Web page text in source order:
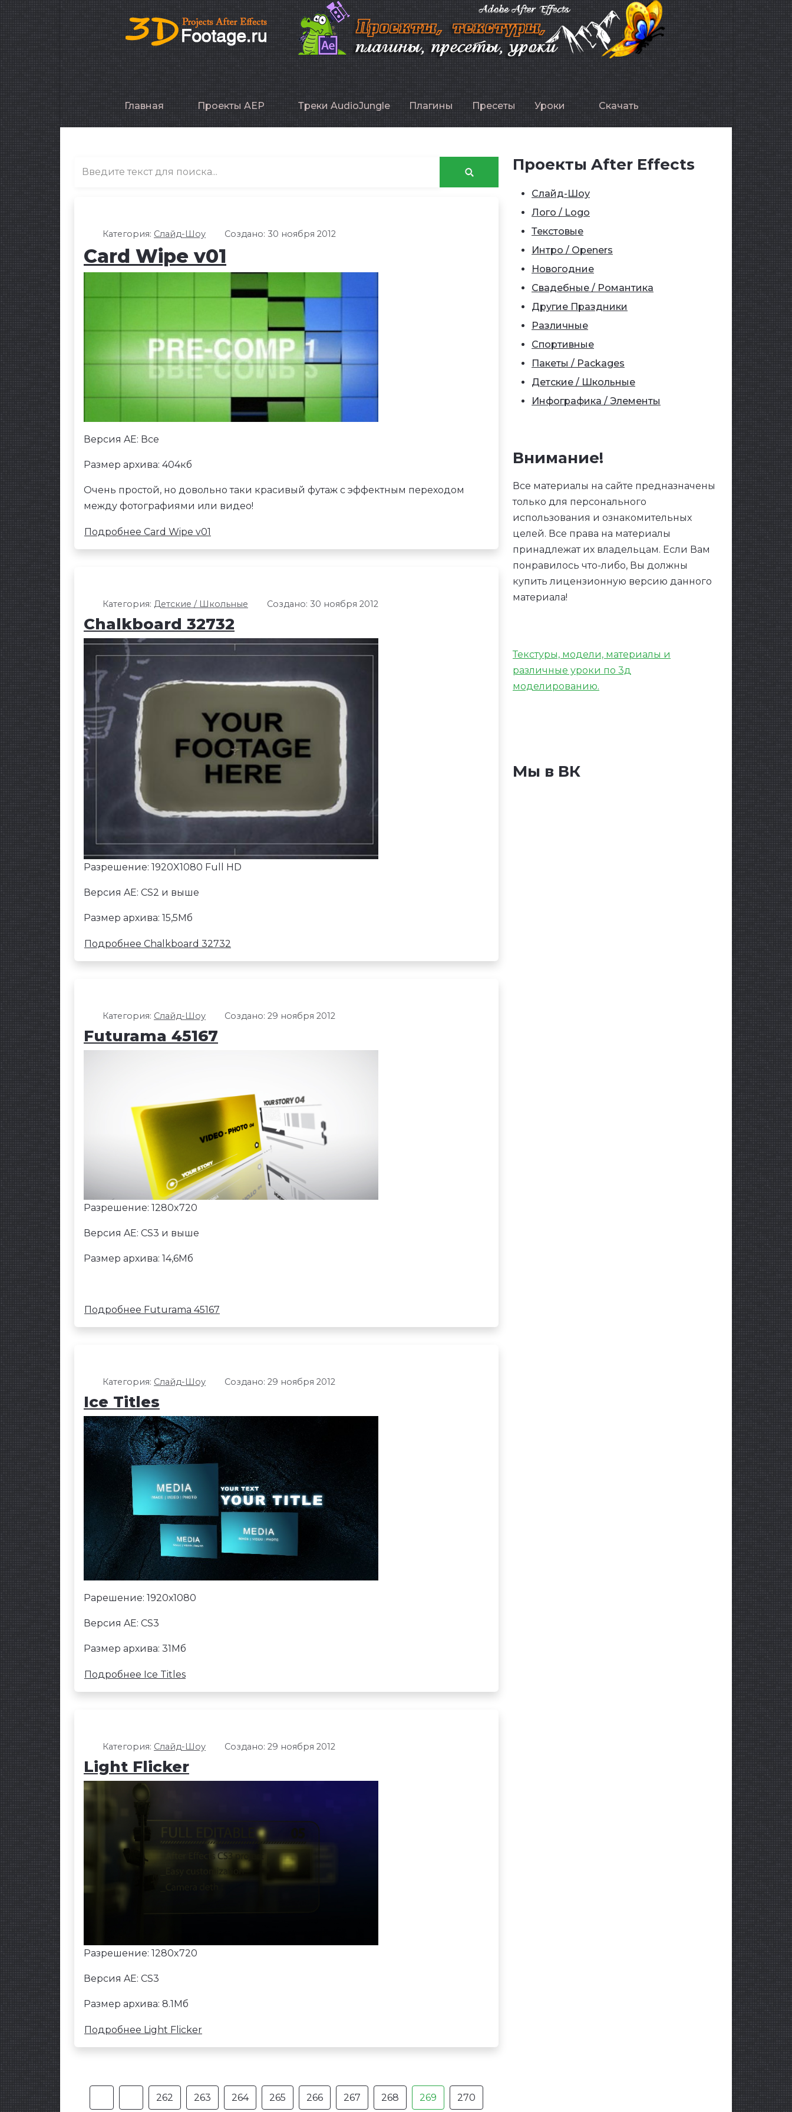
Главная Проекты AEP Треки AudioJungle Плагины Пресеты Уроки Скачать
Категория: Слайд-Шоу Создано: 30 ноября 2012
Card Wipe v01
Версия AE: Все
Размер архива: 404кб
Очень простой, но довольно таки красивый футаж с эффектным переходом
между фотографиями или видео!
Подробнее Card Wipe v01
Категория: Детские / Школьные Создано: 30 ноября 2012
Chalkboard 32732
Разрешение: 1920X1080 Full HD
Версия AE: CS2 и выше
Размер архива: 15,5Мб
Подробнее Chalkboard 32732
Категория: Слайд-Шоу Создано: 29 ноября 2012
Futurama 45167
Разрешение: 1280x720
Версия AE: CS3 и выше
Размер архива: 14,6Мб
Подробнее Futurama 45167
Категория: Слайд-Шоу Создано: 29 ноября 2012
Ice Titles
Рарешение: 1920х1080
Версия AE: CS3
Размер архива: 31Мб
Подробнее Ice Titles
Категория: Слайд-Шоу Создано: 29 ноября 2012
Light Flicker
Разрешение: 1280x720
Версия AE: CS3
Размер архива: 8.1Мб
Подробнее Light Flicker
262 263 264 265 266 267 268 269 270
Проекты After Effects
Слайд-Шоу
Лого / Logo
Текстовые
Интро / Openers
Новогодние
Свадебные / Романтика
Другие Праздники
Различные
Спортивные
Пакеты / Packages
Детские / Школьные
Инфографика / Элементы
Внимание!
Все материалы на сайте предназначены
только для персонального
использования и ознакомительных
целей. Все права на материалы
принадлежат их владельцам. Если Вам
понравилось что-либо, Вы должны
купить лицензионную версию данного
материала!
Текстуры, модели, материалы и
различные уроки по 3д
моделированию.
Мы в ВК